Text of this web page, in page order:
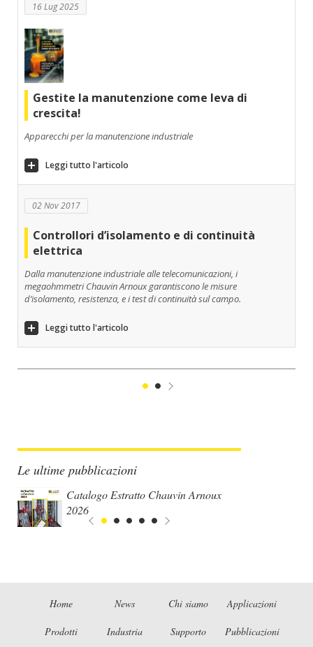
16 Lug 2025
Gestite la manutenzione come leva di
crescita!
Apparecchi per la manutenzione industriale
Leggi tutto l'articolo
02 Nov 2017
Controllori d’isolamento e di continuità
elettrica
Dalla manutenzione industriale alle telecomunicazioni, i
megaohmmetri Chauvin Arnoux garantiscono le misure
d’isolamento, resistenza, e i test di continuità sul campo.
Leggi tutto l'articolo
Le ultime pubblicazioni
Catalogo Estratto Chauvin Arnoux
2026
Home News Chi siamo Applicazioni
Prodotti Industria Supporto Pubblicazioni